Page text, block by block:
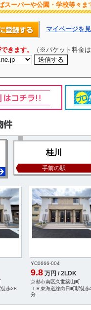
ーパーや公園・学校等々ま
マイページを
きます。
（※パケット料金
桂川
手前の駅
徒歩28
YC0666-004
9.8 万円 / 2LDK
京都市南区久世築山町
ＪＲ東海道線向日町駅徒歩
分